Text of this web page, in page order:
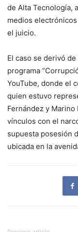
de Alta Tecnología,
medios
el juicio.
El caso se derivó
programa
YouTube, donde el
quien estuvo
Fernández y
vínculos con el
supuesta posesión
ubicada en la